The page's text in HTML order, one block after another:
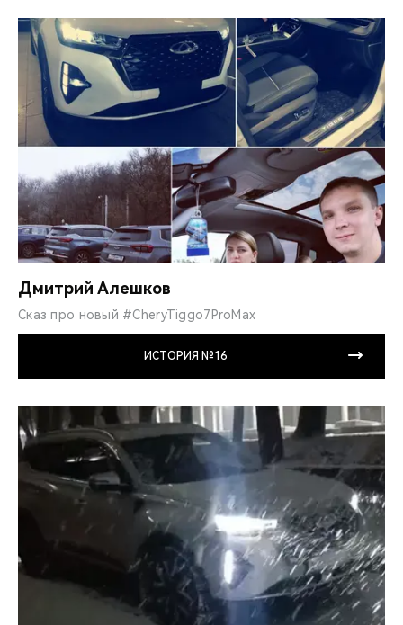
Дмитрий Алешков
Сказ про новый #CheryTiggo7ProMax
ИСТОРИЯ №16